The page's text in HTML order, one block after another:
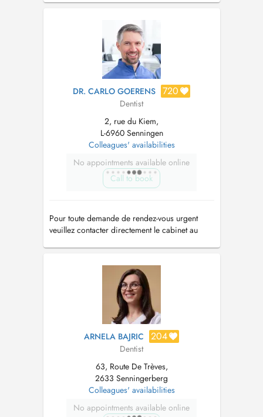
DR. CARLO GOERENS 720
Dentist
2, rue du Kiem,
L-6960 Senningen
Colleagues' availabilities
No appointments available online
Call to book
Pour toute demande de rendez-vous urgent
veuillez contacter directement le cabinet au
ARNELA BAJRIC 204
Dentist
63, Route De Trèves,
2633 Senningerberg
Colleagues' availabilities
No appointments available online